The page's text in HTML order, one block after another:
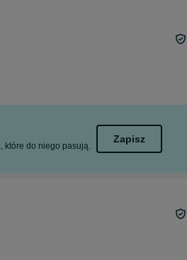
które do niego pasują.
Zapisz